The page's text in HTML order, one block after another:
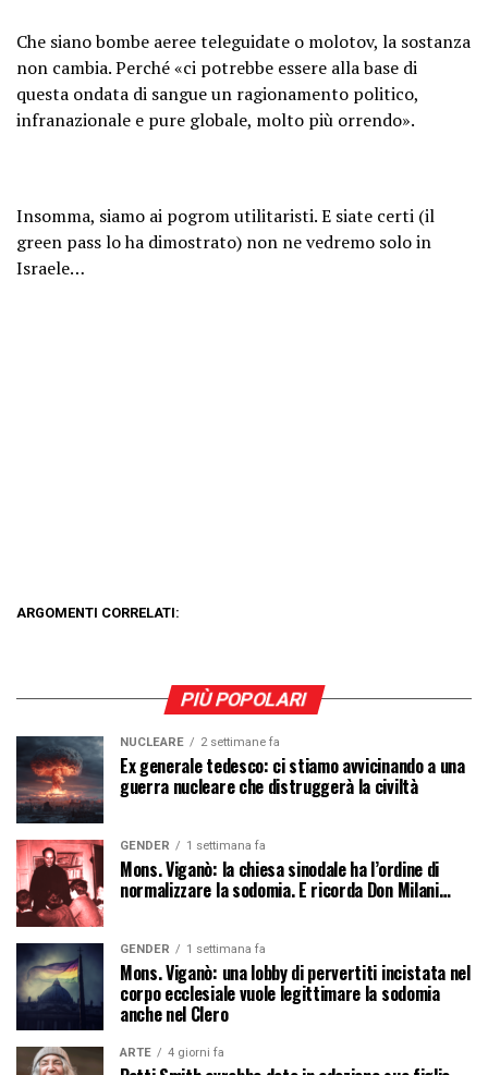
Che siano bombe aeree teleguidate o molotov, la sostanza
non cambia. Perché «ci potrebbe essere alla base di
questa ondata di sangue un ragionamento politico,
infranazionale e pure globale, molto più orrendo».
Insomma, siamo ai pogrom utilitaristi. E siate certi (il
green pass lo ha dimostrato) non ne vedremo solo in
Israele…
ARGOMENTI CORRELATI:
PIÙ POPOLARI
NUCLEARE 2 settimane fa
Ex generale tedesco: ci stiamo avvicinando a una
guerra nucleare che distruggerà la civiltà
GENDER 1 settimana fa
Mons. Viganò: la chiesa sinodale ha l’ordine di
normalizzare la sodomia. E ricorda Don Milani…
GENDER 1 settimana fa
Mons. Viganò: una lobby di pervertiti incistata nel
corpo ecclesiale vuole legittimare la sodomia
anche nel Clero
ARTE 4 giorni fa